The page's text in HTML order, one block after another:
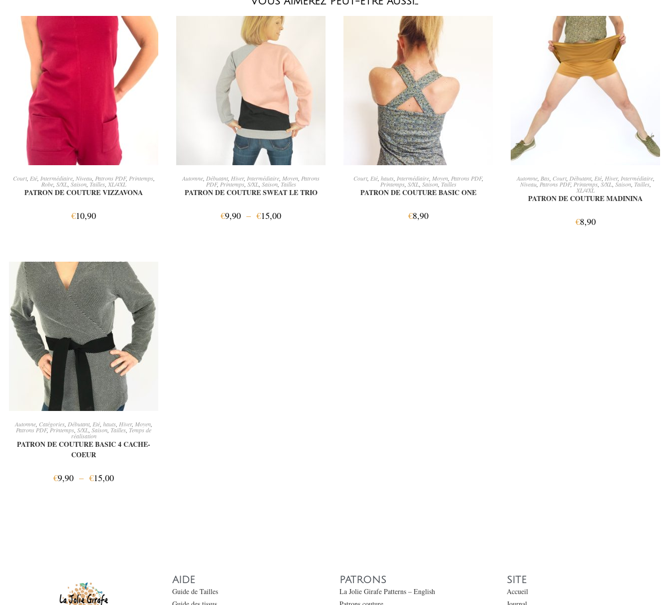
AJOUTER AU PANIER
Court, Eté, Intermédiaire, Niveau, Patrons PDF, Printemps,
Robe, S/XL, Saison, Tailles, XL/4XL
PATRON DE COUTURE VIZZAVONA
€10,90
CHOIX DES OPTIONS
Automne Débutant Hiver, Intermédiaire Moyen Patrons
PDF, Printemps, S/XL, Saison,Tailles
PATRON DE COUTURE SWEAT LE TRIO
€9,90 – €15,00
AJOUTER AU PANIER
Court, Eté, hauts, Intermédiaire, Moyen, Patrons PDF,
Printemps, S/XL, Saison,Tailles
PATRON DE COUTURE BASIC ONE
€8,90
AJOUTER AU PANIER
Automne, Bas, Court, Débutant, Eté, Hiver, Intermédiaire,
Niveau, Patrons PDF, Printemps, S/XL, Saison, Tailles,
XL/4XL
PATRON DE COUTURE MADININA
€8,90
CHOIX DES OPTIONS
Automne Catégories Débutant Eté hauts Hiver, Moyen
Patrons PDF, Printemps S/XL,Saison Tailles Temps de
réalisation
PATRON DE COUTURE BASIC 4 CACHE-
COEUR
€9,90 – €15,00
AIDE
Guide de Tailles
PATRONS
La Jolie Girafe Patterns – English
SITE
Accueil